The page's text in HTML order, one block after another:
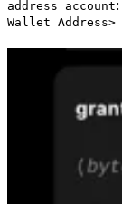
address account:
Wallet Address>